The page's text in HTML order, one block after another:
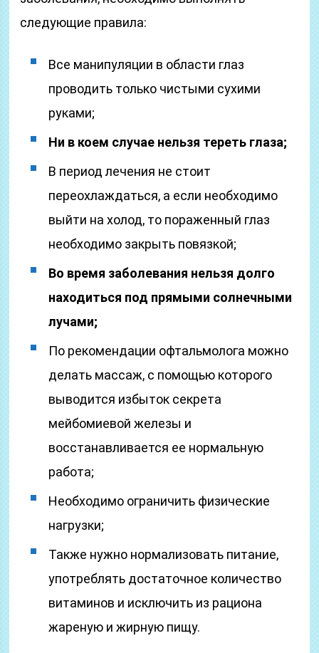
следующие правила:
Все манипуляции в области глаз
проводить только чистыми сухими
руками;
Ни в коем случае нельзя тереть глаза;
В период лечения не стоит
переохлаждаться, а если необходимо
выйти на холод, то пораженный глаз
необходимо закрыть повязкой;
Во время заболевания нельзя долго
находиться под прямыми солнечными
лучами;
По рекомендации офтальмолога можно
делать массаж, с помощью которого
выводится избыток секрета
мейбомиевой железы и
восстанавливается ее нормальную
работа;
Необходимо ограничить физические
нагрузки;
Также нужно нормализовать питание,
употреблять достаточное количество
витаминов и исключить из рациона
жареную и жирную пищу.